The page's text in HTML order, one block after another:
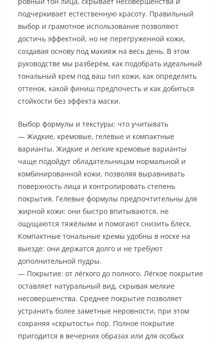
подчеркивает естественную красоту. Правильный
выбор и грамотное использование позволяют
достичь эффектной, но не перегруженной кожи,
создавая основу под макияж на весь день. В этом
руководстве мы разберём, как подобрать идеальный
тональный крем под ваш тип кожи, как определить
оттенок, какой финиш предпочесть и как добиться
стойкости без эффекта маски.
Выбор формулы и текстуры: что учитывать
— Жидкие, кремовые, гелевые и компактные
варианты. Жидкие и легкие кремовые варианты
чаще подойдут обладательницам нормальной и
комбинированной кожи, позволяя выравнивать
поверхность лица и контролировать степень
покрытия. Гелевые формулы предпочтительны для
жирной кожи: они быстро впитываются, не
ощущаются тяжёлыми и помогают снизить блеск.
Компактные тональные кремы удобны в носке на
выезде: они держатся долго и не требуют
дополнительной пудры.
— Покрытие: от лёгкого до полного. Лёгкое покрытие
оставляет натуральный вид, скрывая мелкие
несовершенства. Среднее покрытие позволяет
устранить более заметные неровности, при этом
сохраняя «скрытость» пор. Полное покрытие
пригодится в вечерних образах или для особых